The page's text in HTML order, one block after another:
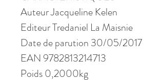
Auteur Jacqueline Kelen
Editeur Tredaniel La Maisnie
Date de parution 30/05/2017
EAN 9782813214713
Poids 0,2000kg